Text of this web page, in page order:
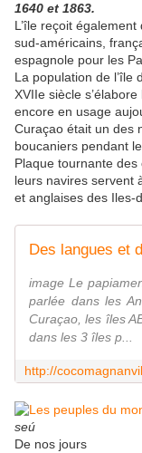
1640 et 1863.
L’île reçoit
sud-américains,
espagnole pour les
La population de l’île
XVIIe siècle
encore en usage
Curaçao était un des
boucaniers pendant
Plaque tournante des
leurs navires servent
et anglaises des Iles-
image Le
parlée dans les
Curaçao, les îles
dans les 3 îles p...
seú
De nos jours